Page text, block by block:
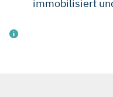
immobilisiert